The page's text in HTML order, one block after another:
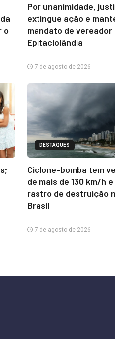
o
Por unanimidade,
extingue ação e
mandato de vereador
Epitaciolândia
7 de agosto de 2026
DESTAQUES
Ciclone-bomba tem
de mais de 130 km/h
rastro de destruição
Brasil
7 de agosto de 2026